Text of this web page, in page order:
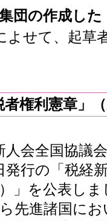
団の作成した
よせて、起草
者権利憲章」
人会全国協議
発行の「税経
」を公表し
先進諸国に